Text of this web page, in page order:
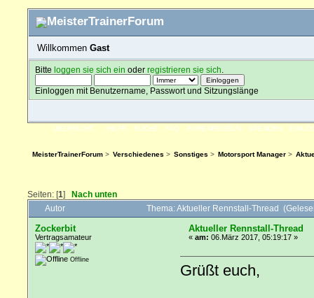
Willkommen Gast
Bitteloggen sie sich ein oderregistrieren sie sich
Einloggen mit Benutzername, Passwort und Sitzungslänge
ÜBERSICHT HILFE SUCHE FAQ FORENREGELN SPENDEN
MeisterTrainerForum> Verschiedenes > Sonstiges > Motorsport Manager >
Seiten: [1] Nach unten
Autor Thema: Aktueller Rennstall-Thread
Zockerbit
Vertragsamateur
Offline
Aktueller Rennstall-Thread
«am: 06.März 2017, 05:19:17 »
Grüßt euch,